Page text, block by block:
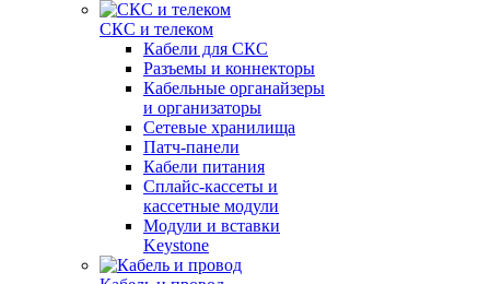
СКС и телеком
Кабели для СКС
Разъемы и коннекторы
Кабельные органайзеры
и организаторы
Сетевые хранилища
Патч-панели
Кабели питания
Сплайс-кассеты и
кассетные модули
Модули и вставки
Keystone